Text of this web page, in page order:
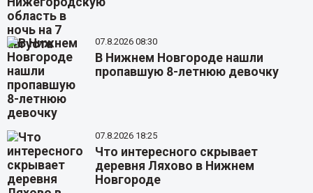
07.8.2026 08:30
В Нижнем Новгороде нашли
пропавшую 8-летнюю девочку
07.8.2026 18:25
Что интересного скрывает
деревня Ляхово в Нижнем
Новгороде